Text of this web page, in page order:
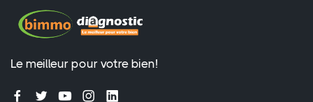
Le meilleur pour votre bien!